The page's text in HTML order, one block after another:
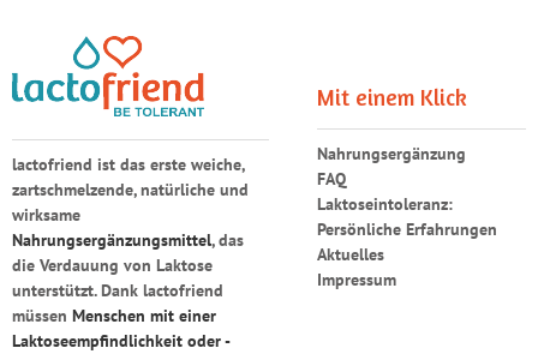
lactofriend ist das erste weiche,
zartschmelzende, natürliche und
wirksame
Nahrungsergänzungsmittel, das
die Verdauung von Laktose
unterstützt.Dank lactofriend
müssen Menschen mit einer
Laktoseempfindlichkeit oder -
Mit einem Klick
Nahrungsergänzung
FAQ
Laktoseintoleranz:
Persönliche Erfahrungen
Aktuelles
Impressum